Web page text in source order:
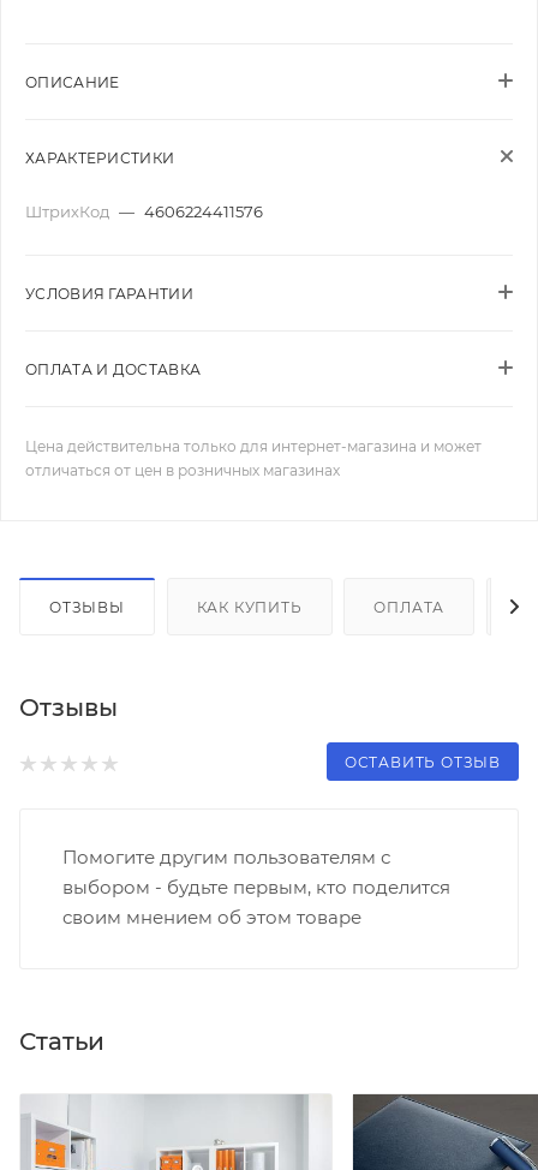
ОПИСАНИЕ
ХАРАКТЕРИСТИКИ
ШтрихКод — 4606224411576
УСЛОВИЯ ГАРАНТИИ
ОПЛАТА И ДОСТАВКА
Цена действительна только для интернет-магазина и может
отличаться от цен в розничных магазинах
ОТЗЫВЫ КАК КУПИТЬ ОПЛАТА
Отзывы
ОСТАВИТЬ ОТЗЫВ
Помогите другим пользователям с
выбором - будьте первым, кто поделится
своим мнением об этом товаре
Статьи